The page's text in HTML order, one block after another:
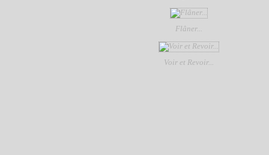
Flâner...
Voir et Revoir...